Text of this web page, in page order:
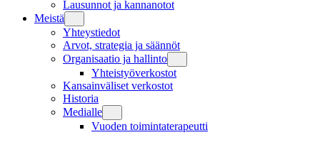
Lausunnot ja kannanotot
Meistä
Yhteystiedot
Arvot, strategia ja säännöt
Organisaatio ja hallinto
Yhteistyöverkostot
Kansainväliset verkostot
Historia
Medialle
Vuoden toimintaterapeutti